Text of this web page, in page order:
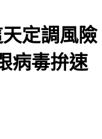
定調風險
病毒拚速